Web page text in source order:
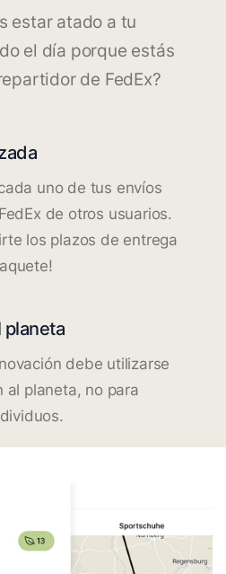
estar atado a tu
el día porque estás
de FedEx?
uno de tus envíos
de otros usuarios.
los plazos de entrega
planeta
debe utilizarse
al planeta, no para